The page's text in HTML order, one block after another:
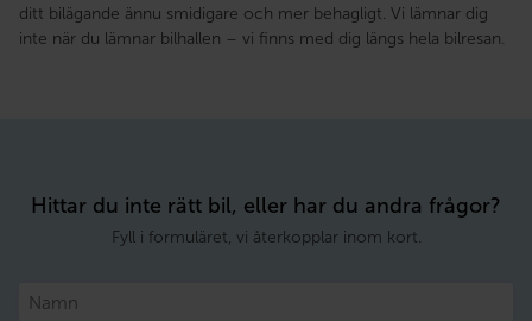
ditt bilägande ännu smidigare och mer behagligt. Vi lämnar dig
inte när du lämnar bilhallen – vi finns med dig längs hela bilresan.
Hittar du inte rätt bil, eller har du andra frågor?
Fyll i formuläret, vi återkopplar inom kort.
Namn